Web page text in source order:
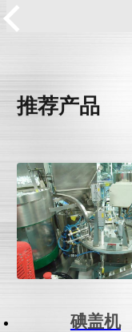
推荐产品
碘盖机